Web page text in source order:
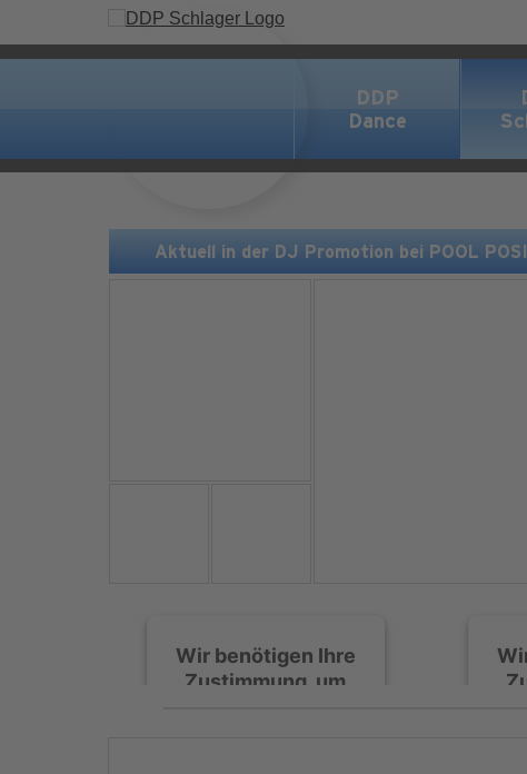
DDP
Dance
Aktuell in der DJ Promotion bei POOL
Wir benötigen Ihre
Zustimmung, um